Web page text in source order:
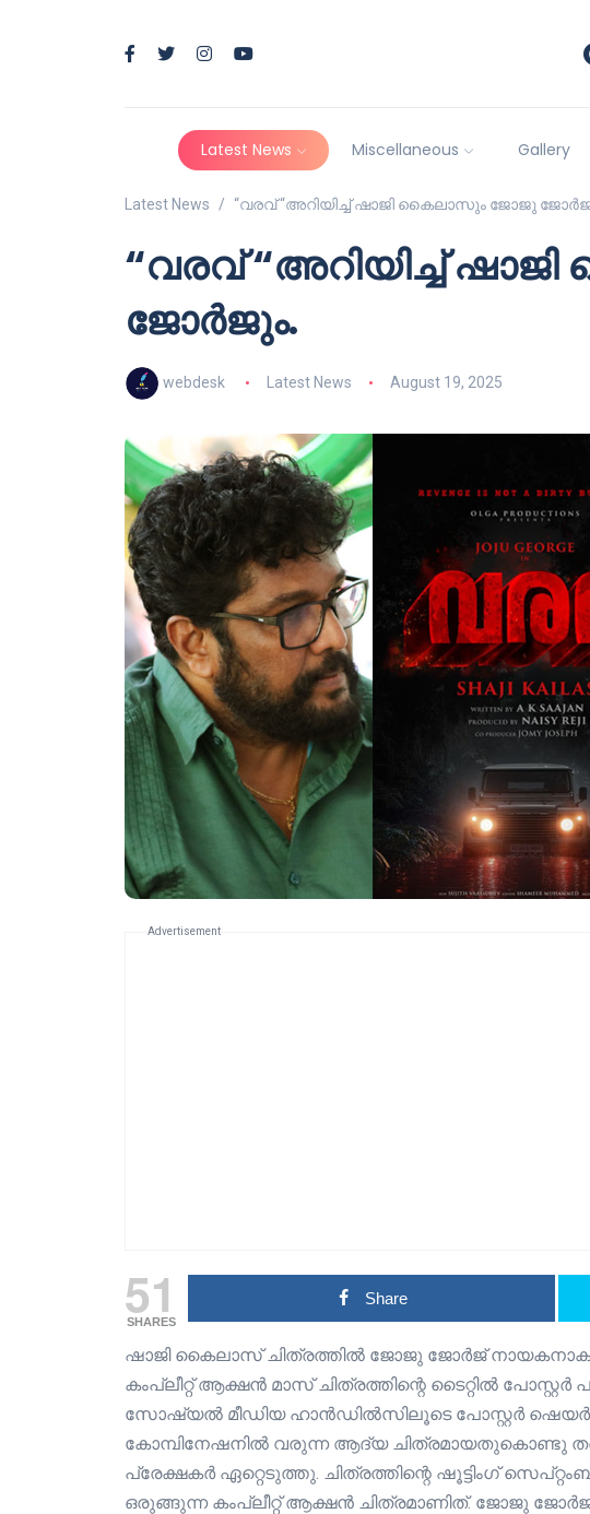
Latest News Miscellaneous Gallery
Latest News “വരവ് “അറിയിച്ച് ഷാജി കൈലാസും ജോജു
“വരവ് “അറിയിച്ച്
ജോർജും.
webdesk Latest News August 19, 2025
Advertisement
51
SHARES
Share
ഷാജി കൈലാസ് ചിത്രത്തിൽ ജോജു ജോർജ് നായകനാകുന്നു.
കംപ്ലീറ്റ് ആക്ഷൻ മാസ് ചിത്രത്തിന്റെ ടൈറ്റിൽ പോസ്റ്റർ
സോഷ്യൽ മീഡിയ ഹാൻഡിൽസിലൂടെ പോസ്റ്റർ
കോമ്പിനേഷനിൽ വരുന്ന ആദ്യ ചിത്രമായതുകൊണ്ടു
പ്രേക്ഷകർ ഏറ്റെടുത്തു. ചിത്രത്തിന്റെ ഷൂട്ടിംഗ്
ഒരുങ്ങുന്ന കംപ്ലീറ്റ് ആക്ഷൻ ചിത്രമാണിത്. ജോജു